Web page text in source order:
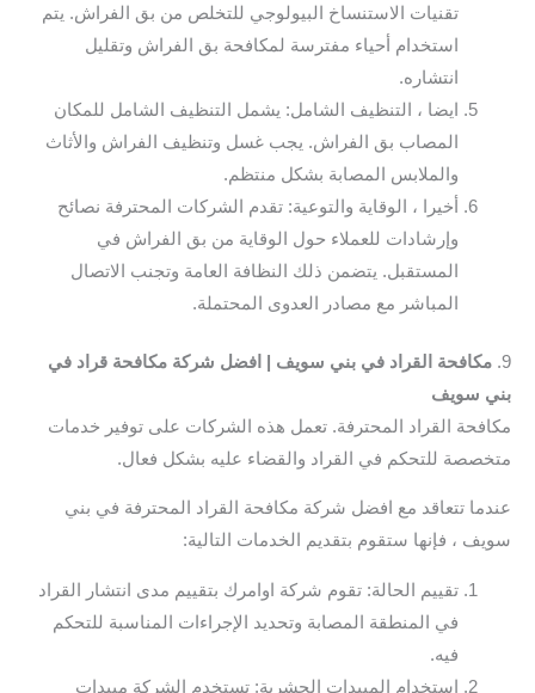
تقنيات الاستنساخ البيولوجي للتخلص من بق الفراش. يتم
استخدام أحياء مفترسة لمكافحة بق الفراش وتقليل
انتشاره.
ايضا ، التنظيف الشامل: يشمل التنظيف الشامل للمكان
المصاب بق الفراش. يجب غسل وتنظيف الفراش والأثاث
والملابس المصابة بشكل منتظم.
أخيرا ، الوقاية والتوعية: تقدم الشركات المحترفة نصائح
وإرشادات للعملاء حول الوقاية من بق الفراش في
المستقبل. يتضمن ذلك النظافة العامة وتجنب الاتصال
المباشر مع مصادر العدوى المحتملة.
9. مكافحة القراد في بني سويف | افضل شركة مكافحة قراد في
بني سويف
مكافحة القراد المحترفة. تعمل هذه الشركات على توفير خدمات
متخصصة للتحكم في القراد والقضاء عليه بشكل فعال.
عندما تتعاقد مع افضل شركة مكافحة القراد المحترفة في بني
سويف ، فإنها ستقوم بتقديم الخدمات التالية:
تقييم الحالة: تقوم شركة اوامرك بتقييم مدى انتشار القراد
في المنطقة المصابة وتحديد الإجراءات المناسبة للتحكم
فيه.
استخدام المبيدات الحشرية: تستخدم الشركة مبيدات